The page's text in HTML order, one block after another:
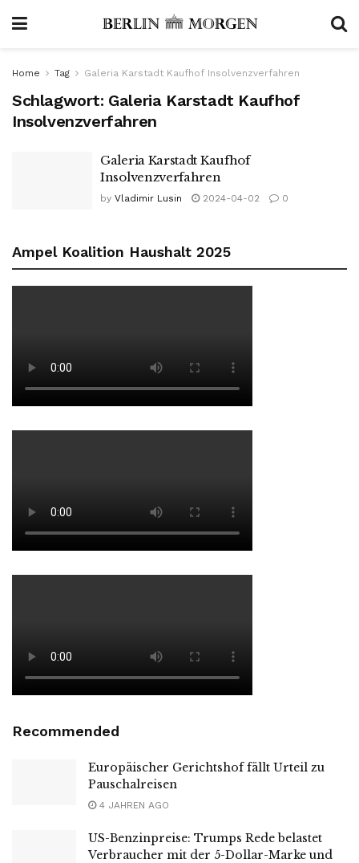
Home Tag Galeria Karstadt Kaufhof Insolvenzverfahren
Schlagwort: Galeria Karstadt Kaufhof
Insolvenzverfahren
Galeria Karstadt Kaufhof
Insolvenzverfahren
by Vladimir Lusin 2024-04-02 0
Ampel Koalition Haushalt 2025
Recommended
Europäischer Gerichtshof fällt Urteil zu
Pauschalreisen
4 JAHREN AGO
US-Benzinpreise: Trumps Rede belastet
Verbraucher mit der 5-Dollar-Marke und